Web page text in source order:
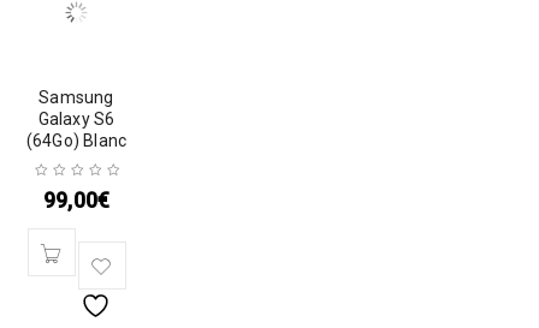
Samsung
Galaxy S6
(64Go) Blanc
99,00€